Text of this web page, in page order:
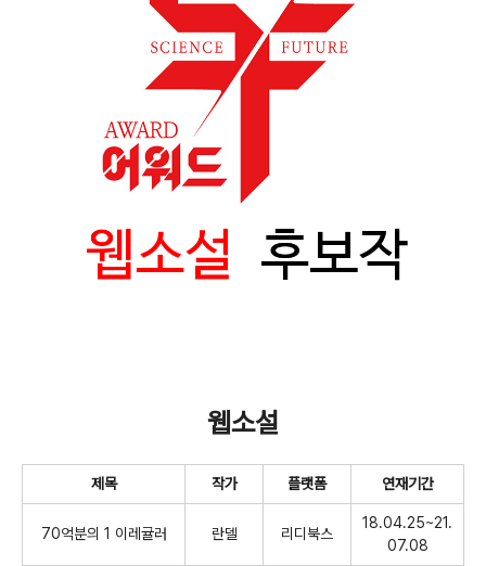
웹소설
제목 작가 플랫폼 연재기간
70억분의 1 이레귤러 란델 리디북스
18.04.25~21.
07.08